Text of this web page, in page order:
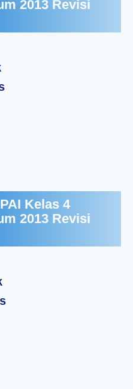
2013 Revisi
Kelas 4
2013 Revisi